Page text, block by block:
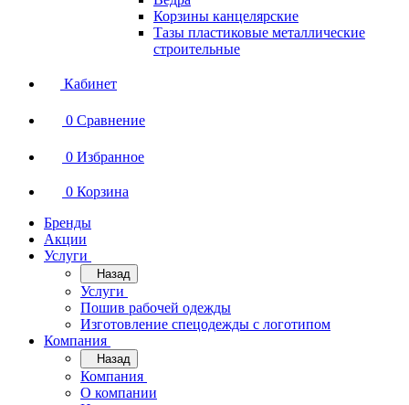
Корзины канцелярские
Тазы пластиковые металлические
строительные
Кабинет
0 Сравнение
0 Избранное
0 Корзина
Бренды
Акции
Услуги
Назад
Услуги
Пошив рабочей одежды
Изготовление спецодежды с логотипом
Компания
Назад
Компания
О компании